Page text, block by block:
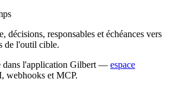
décisions, responsables et échéances vers
de l'outil cible.
dans l'application Gilbert — espace
webhooks et MCP.